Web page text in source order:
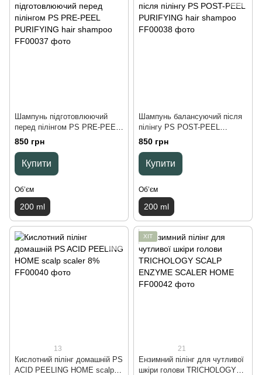
Шампунь підготовлюючий
перед пілінгом PS PRE-PEEL
PURIFYING hair shampoo, 200
850 грн
Купити
Обʼєм
200 ml
Шампунь балансуючий після
пілінгу PS POST-PEEL
PURIFYING hair shampoo, 200
850 грн
Купити
Обʼєм
200 ml
13
Кислотний пілінг домашній PS
ACID PEELING HOME scalp
ХІТ
21
Ензимний пілінг для чутливої
шкіри голови TRICHOLOGY